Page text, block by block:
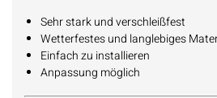
Sehr stark und verschleißfest
Wetterfestes und langlebiges
Einfach zu installieren
Anpassung möglich